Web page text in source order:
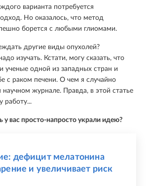
варианта потребуется
Но оказалось, что метод
борется с любыми глиомами.
другие виды опухолей?
изучать. Кстати, могу сказать, что
ученые одной из западных стран и
с раком печени. О чем я случайно
журнале. Правда, в этой статье
работу...
у вас просто-напросто украли идею?
дефицит мелатонина
и увеличивает риск